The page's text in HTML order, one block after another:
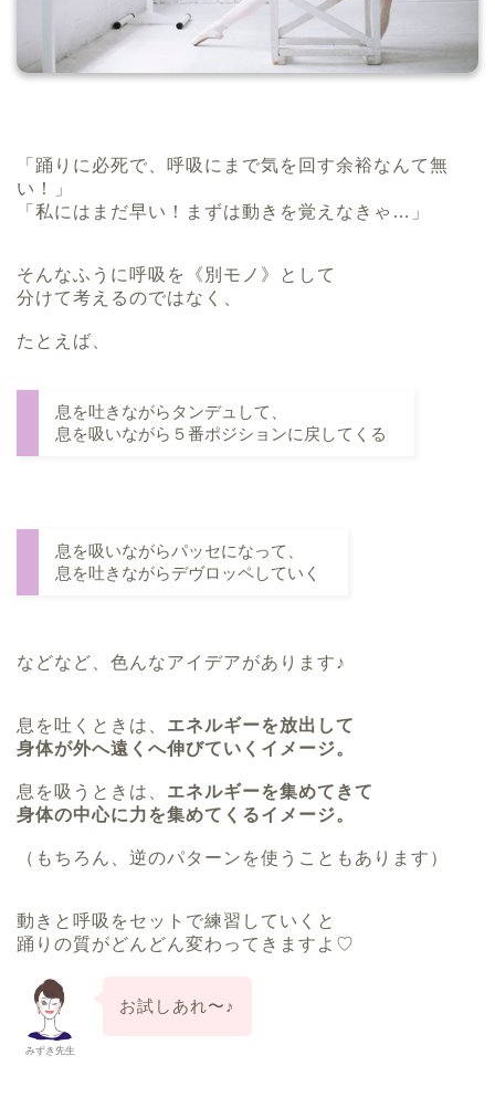
「踊りに必死で、呼吸にまで気を回す余裕なんて無
い！」
「私にはまだ早い！まずは動きを覚えなきゃ…」
そんなふうに呼吸を《別モノ》として
分けて考えるのではなく、
たとえば、
息を吐きながらタンデュして、
息を吸いながら５番ポジションに戻してくる
息を吸いながらパッセになって、
息を吐きながらデヴロッペしていく
などなど、色んなアイデアがあります♪
息を吐くときは、 エネルギーを放出して
身体が外へ遠くへ伸びていくイメージ。
息を吸うときは、 エネルギーを集めてきて
身体の中心に力を集めてくるイメージ。
（もちろん、逆のパターンを使うこともあります）
動きと呼吸をセットで練習していくと
踊りの質がどんどん変わってきますよ♡
みずき先生
お試しあれ〜♪